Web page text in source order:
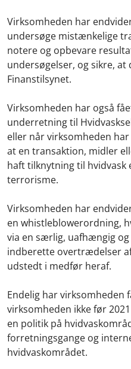
Virksomheden har
undersøge mistænkelige
notere og opbevare
undersøgelser, og sikre,
Finanstilsynet.
Virksomheden har også
underretning til
eller når virksomheden
at en transaktion, midler
haft tilknytning til hvidvask
terrorisme.
Virksomheden har
en whistleblowerordning,
via en særlig, uafhængig
indberette overtrædelser
udstedt i medfør heraf.
Endelig har virksomheden
virksomheden ikke før
en politik på
forretningsgange og
hvidvaskområdet.